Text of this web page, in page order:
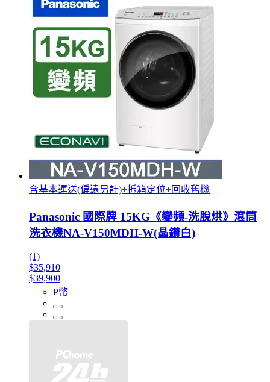
含基本運送(偏遠另計)+拆箱定位+回收舊機
Panasonic 國際牌 15KG《變頻-洗脫烘》滾筒
洗衣機NA-V150MDH-W(晶鑽白)
(1)
$35,910
$39,900
P幣